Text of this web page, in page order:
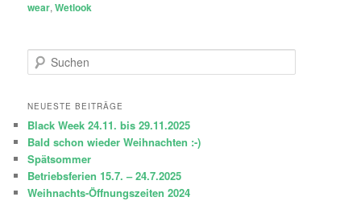
wear,Wetlook
u
h
n
NEUESTE BEITRÄGE
Black Week 24.11. bis 29.11.2025
Bald schon wieder Weihnachten :-)
Spätsommer
Betriebsferien 15.7. – 24.7.2025
Weihnachts-Öffnungszeiten 2024